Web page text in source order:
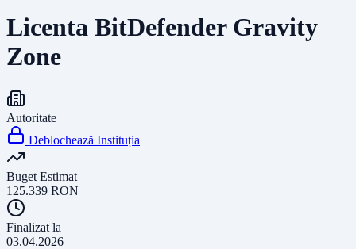
Licenta BitDefender Gravity
Zone
Autoritate
Deblochează Instituția
Buget Estimat
125.339 RON
Finalizat la
03.04.2026